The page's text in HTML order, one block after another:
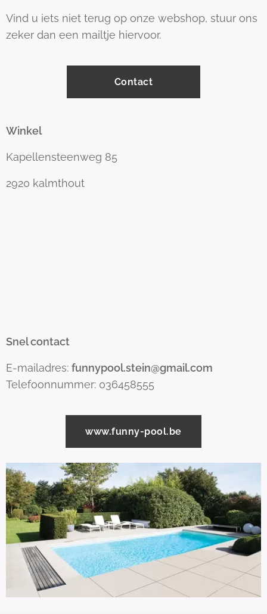
Vind u iets niet terug op onze webshop, stuur ons
zeker dan een mailtje hiervoor.
Contact
Winkel
Kapellensteenweg 85
2920 kalmthout
Snel contact
E-mailadres: funnypool.stein@gmail.com
Telefoonnummer: 036458555
www.funny-pool.be